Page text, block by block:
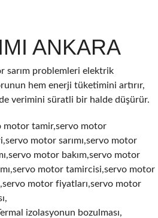
ANKARA
sarım problemleri elektrik
hem enerji tüketimini artırır,
verimini süratli bir halde düşürür.
motor tamir,servo motor
motor sarımı,servo motor
motor bakım,servo motor
motor tamircisi,servo motor
motor fiyatları,servo motor
izolasyonun bozulması,